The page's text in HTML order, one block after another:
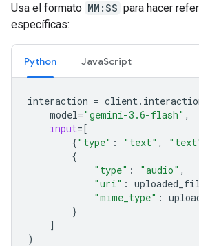
Usa el formato MM:SS para hacer
específicas:
Python JavaScript
interaction = client .
model="gemini-3.6-flash" ,
input=[
{"type" : "text" ,
{
"type" : "audio" ,
"uri" :
"mime_type" :
}
]
)